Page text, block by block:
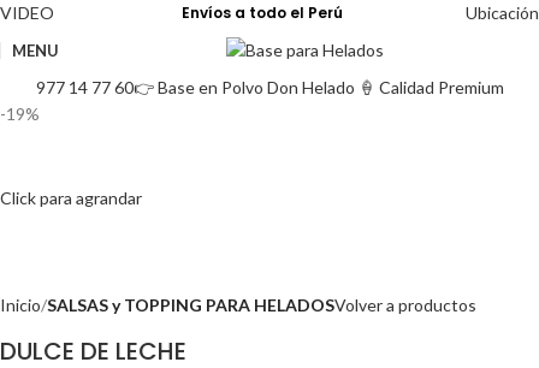
VIDEO Envíos a todo el Perú Ubicación
MENU
977 14 77 60👉 Base en Polvo Don Helado 🍦 Calidad Premium
-19%
Click para agrandar
Inicio SALSAS y TOPPING PARA HELADOSVolver a productos
DULCE DE LECHE